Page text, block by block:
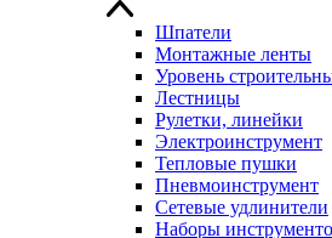
Шпатели
Монтажные ленты
Уровень
Лестницы
Рулетки, линейки
Электроинструмент
Тепловые пушки
Пневмоинструмент
Сетевые удлинители
Наборы